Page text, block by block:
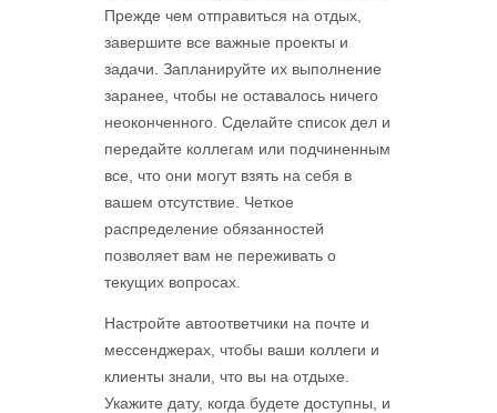
Прежде чем отправиться на отдых,
завершите все важные проекты и
задачи. Запланируйте их выполнение
заранее, чтобы не оставалось ничего
неоконченного. Сделайте список дел и
передайте коллегам или подчиненным
все, что они могут взять на себя в
вашем отсутствие. Четкое
распределение обязанностей
позволяет вам не переживать о
текущих вопросах.
Настройте автоответчики на почте и
мессенджерах, чтобы ваши коллеги и
клиенты знали, что вы на отдыхе.
Укажите дату, когда будете доступны, и